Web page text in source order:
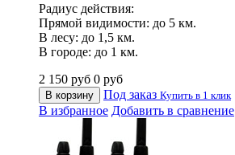
Радиус действия:
Прямой видимости: до 5 км.
В лесу: до 1,5 км.
В городе: до 1 км.
2 150 руб 0 руб
В корзину Под заказ Купить в 1 клик
В избранное Добавить в сравнение